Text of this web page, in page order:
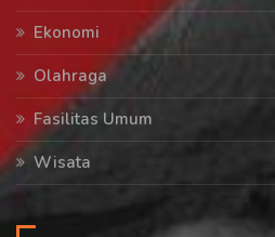
Ekonomi
Olahraga
Fasilitas Umum
Wisata